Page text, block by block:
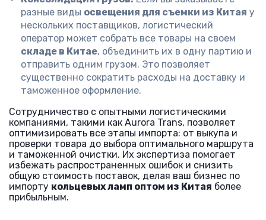
разные виды освещения для съемки из Китая у
нескольких поставщиков, логистический
оператор может собрать все товары на своем
складе в Китае, объединить их в одну партию и
отправить одним грузом. Это позволяет
существенно сократить расходы на доставку и
таможенное оформление.
Сотрудничество с опытными логистическими
компаниями, такими как Aurora Trans, позволяет
оптимизировать все этапы импорта: от выкупа и
проверки товара до выбора оптимального маршрута
и таможенной очистки. Их экспертиза помогает
избежать распространенных ошибок и снизить
общую стоимость поставок, делая ваш бизнес по
импорту кольцевых ламп оптом из Китая более
прибыльным.